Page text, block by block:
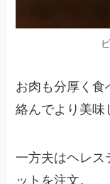
お肉も分厚く食
絡んでより美味
一方夫はヘレス
ット を注文。